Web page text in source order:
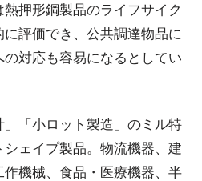
押形鋼製品のライフサイク
評価でき、公共調達物品に
の対応も容易になるとしてい
「小ロット製造」のミル特
ェイプ製品。物流機器、建
機械、食品・医療機器、半